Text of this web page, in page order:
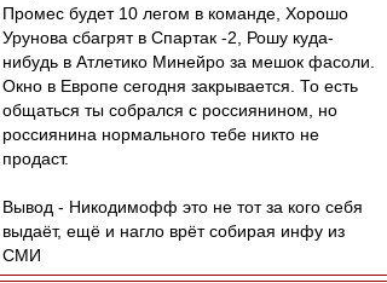
Промес будет 10 легом в команде, Хорошо
Урунова сбагрят в Спартак -2, Рошу куда-
нибудь в Атлетико Минейро за мешок фасоли.
Окно в Европе сегодня закрывается. То есть
общаться ты собрался с россиянином, но
россиянина нормального тебе никто не
продаст.
Вывод - Никодимофф это не тот за кого себя
выдаёт, ещё и нагло врёт собирая инфу из
СМИ